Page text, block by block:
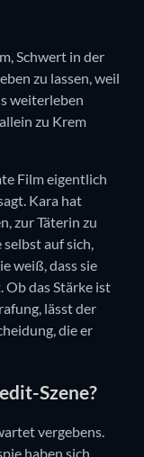
Schwert in der
zu lassen, weil
weiterleben
zu Krem
Film eigentlich
Kara hat
zur Täterin zu
auf sich,
weiß, dass sie
Ob das Stärke ist
lässt der
die er
Szene?
vergebens.
haben sich